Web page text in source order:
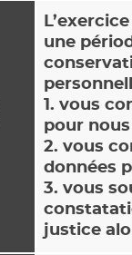
une
1. vous
pour
2. vous
données
3. vous
justice